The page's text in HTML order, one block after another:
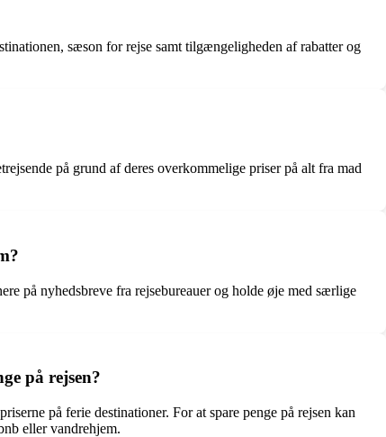
sæson for rejse samt tilgængeligheden af rabatter og
på grund af deres overkommelige priser på alt fra mad
på nyhedsbreve fra rejsebureauer og holde øje med særlige
på rejsen?
på ferie destinationer. For at spare penge på rejsen kan
eller vandrehjem.